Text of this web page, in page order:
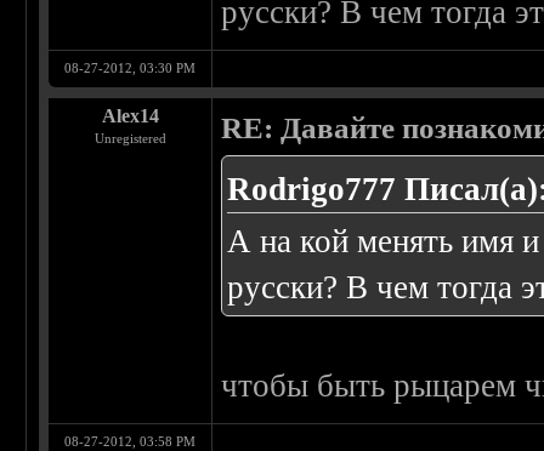
русски? В чем тогда
08-27-2012, 03:30 PM
Alex14
Unregistered RE: Давайте
Rodrigo777
А на кой менять имя
русски? В чем тогда
чтобы быть рыцарем
08-27-2012, 03:58 PM